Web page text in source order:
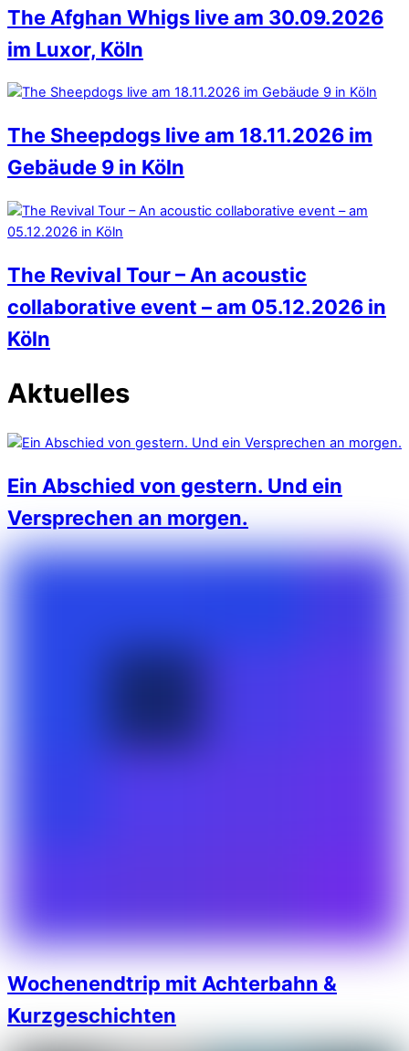
The Afghan Whigs live am 30.09.2026
im Luxor, Köln
The Sheepdogs live am 18.11.2026 im
Gebäude 9 in Köln
The Revival Tour – An acoustic
collaborative event – am 05.12.2026 in
Köln
Aktuelles
Ein Abschied von gestern. Und ein
Versprechen an morgen.
Wochenendtrip mit Achterbahn &
Kurzgeschichten